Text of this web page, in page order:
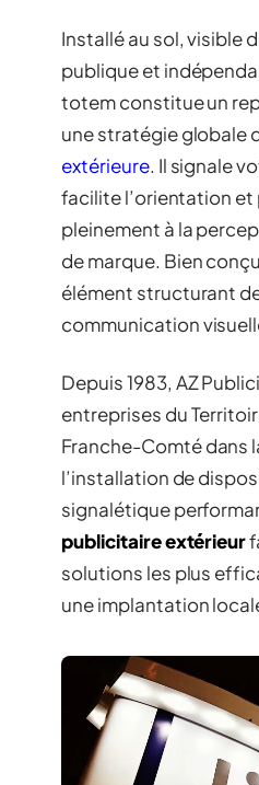
Installé au sol, visible
publique et
totem constitue un
une stratégie globale
extérieure. Il signale
facilite l’orientation
pleinement à la
de marque. Bien
élément structurant
communication
Depuis 1983, AZ
entreprises du
Franche-Comté dans
l’installation de
signalétique
publicitaire extérieur
solutions les plus
une implantation